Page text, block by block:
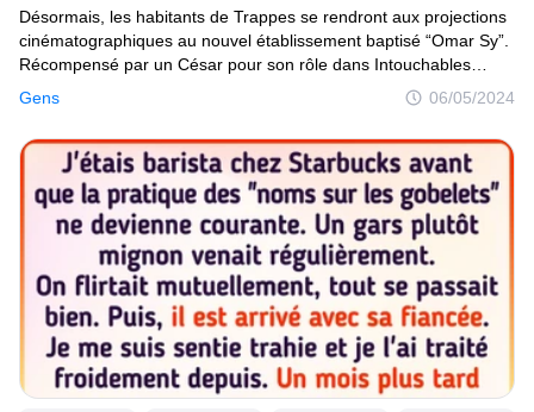
Gens 06/05/2024
Désormais, les habitants de Trappes se rendront aux projections
cinématographiques au nouvel établissement baptisé “Omar Sy”.
Récompensé par un César pour son rôle dans Intouchables
en 2012 et devenu une vedette internationale grâce à la série
Lupin, Omar Sy était présent à Trappes le samedi 27 avril pour
l’inauguration du cinéma portant désormais son nom, dans la ville
où il a grandi. Cette surprise avait été soigneusement préparée
par les autorités municipales. Résidant à Los Angeles, l’acteur n’a
lui-même été informé de la nouvelle que le mois dernier. Debout
devant le micro installé sur le petit podium devant le cinéma,
il était entouré d’enfants jubilants, de ses proches, de son épouse
et de vieux amis. Même Jamel Debbouze, autre enfant du pays,
était présent.